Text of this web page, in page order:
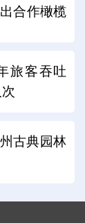
合作橄榄
旅客吞吐
古典园林